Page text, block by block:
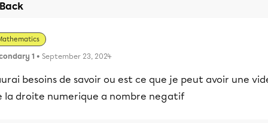
Back
1 • September 23, 2024
besoins de savoir ou est ce que je peut avoir une
la droite numerique a nombre negatif